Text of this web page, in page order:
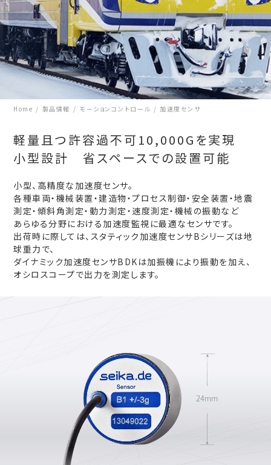
Home 製品情報 モーションコントロール 加速度センサ
軽量且つ許容過不可10,000Gを実現
小型設計 省スペースでの設置可能
小型、高精度な加速度センサ。
各種車両・機械装置・建造物・プロセス制御・安全装置・地震
測定・傾斜角測定・動力測定・速度測定・機械の振動など
あらゆる分野における加速度監視に最適なセンサです。
出荷時に際しては、スタティック加速度センサBシリーズは地
球重力で、
ダイナミック加速度センサBDKは加振機により振動を加え、
オシロスコープで出力を測定します。